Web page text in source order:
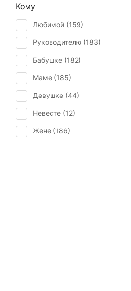
День учителя (
Пасха (6)
Первое свидание (185
Последний звонок (
Рождение ребенка (
Рождество (15
Свадьба ( 7)
Татьянин день (
Кому
Любимой (159)
Руководителю (183)
Бабушке (182)
Маме (185)
Девушке (44)
Невесте (12)
Жене (186)